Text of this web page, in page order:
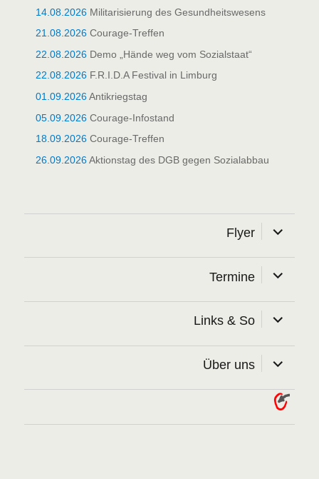
14.08.2026 Militarisierung des Gesundheitswesens
21.08.2026 Courage-Treffen
22.08.2026 Demo „Hände weg vom Sozialstaat“
22.08.2026 F.R.I.D.A Festival in Limburg
01.09.2026Antikriegstag
05.09.2026 Courage-Infostand
18.09.2026 Courage-Treffen
26.09.2026Aktionstag des DGB gegen Sozialabbau
Flyer öffnen
Termine öffnen
Links & So öffnen
Über uns öffnen